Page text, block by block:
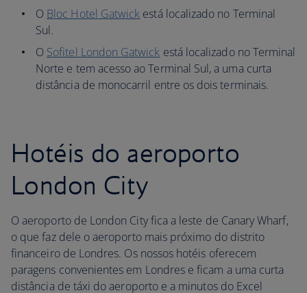
O Bloc Hotel Gatwick está localizado no Terminal
Sul.
O Sofitel London Gatwick está localizado no Terminal
Norte e tem acesso ao Terminal Sul, a uma curta
distância de monocarril entre os dois terminais.
Hotéis do aeroporto
London City
O aeroporto de London City fica a leste de Canary Wharf,
o que faz dele o aeroporto mais próximo do distrito
financeiro de Londres. Os nossos hotéis oferecem
paragens convenientes em Londres e ficam a uma curta
distância de táxi do aeroporto e a minutos do Excel